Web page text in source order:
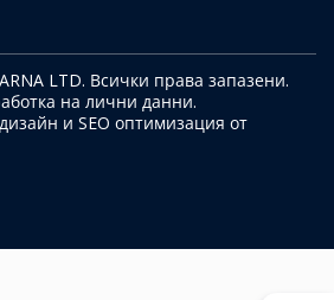
LTD. Всички права запазени.
на лични данни.
и SEO оптимизация от